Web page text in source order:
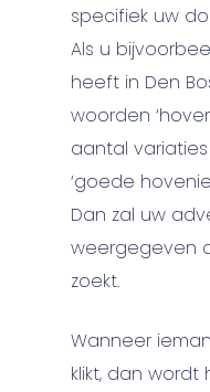
specifiek uw
Als u
heeft in Den
woorden
aantal
‘goede
Dan zal uw
weergegeven
zoekt.
Wanneer
klikt, dan